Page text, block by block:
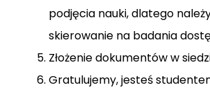
podjęcia nauki, dlatego
skierowanie na badania
Złożenie dokumentów w
Gratulujemy, jesteś